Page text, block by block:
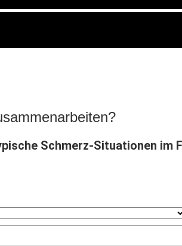
Schmerz-Situationen im